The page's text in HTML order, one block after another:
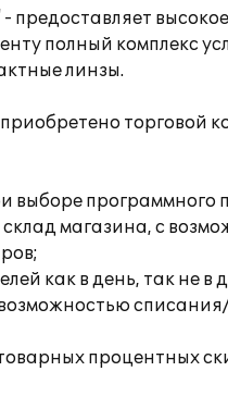
полный комплекс
линзы.
торговой
программного
склад магазина, с
как в день, так не в
процентных